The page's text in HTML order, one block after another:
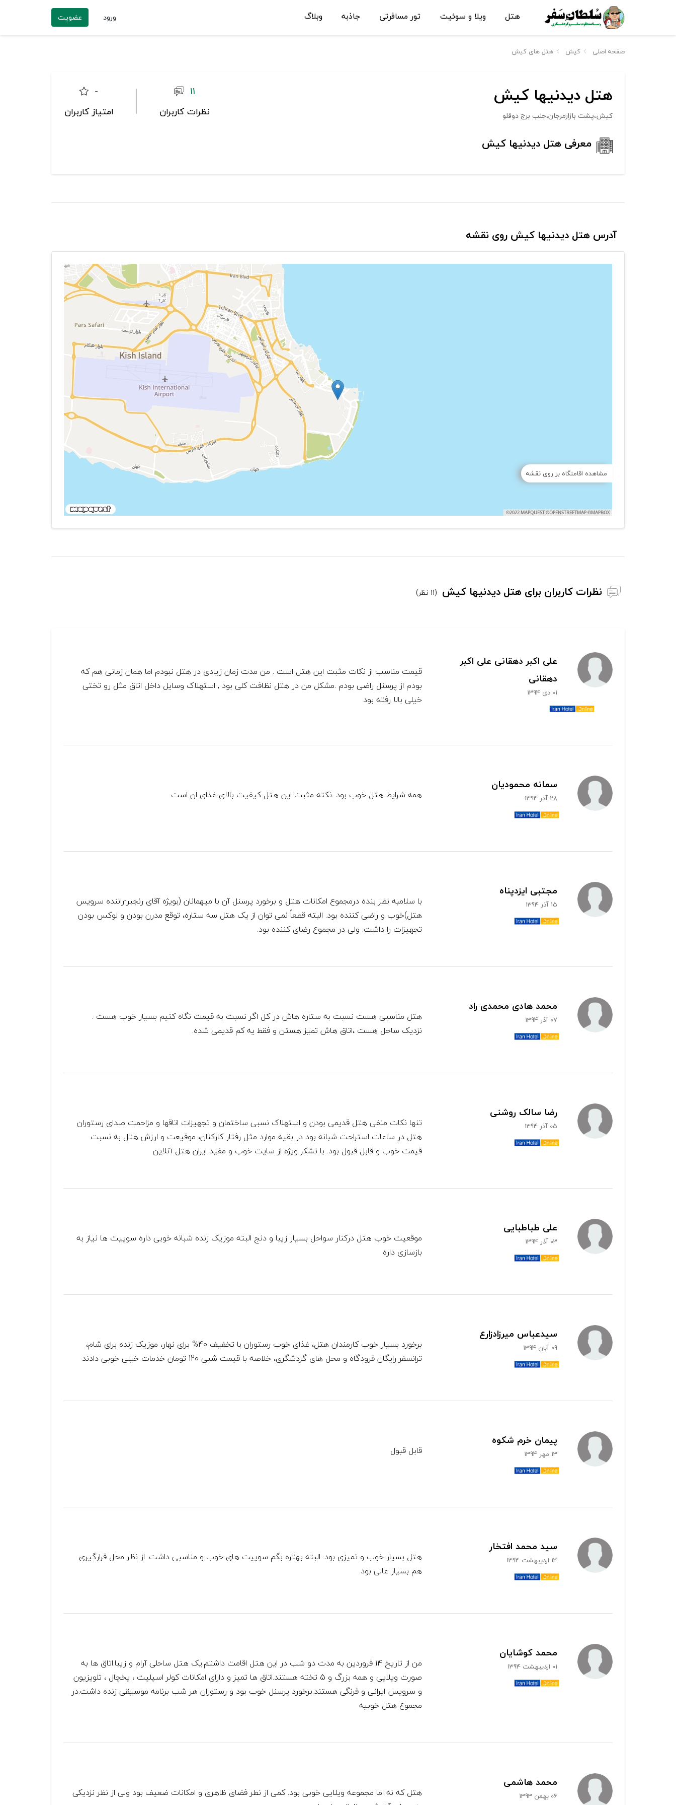
هتل ویلا و سوئیت تور مسافرتی جاذبه وبلاگ ورود عضویت
صفحه اصلی کیش هتل های کیش
هتل دیدنیها کیش
کیش،پشت بازارمرجان،جنب برج دوقلو
-
امتیاز کاربران
11
نظرات کاربران
معرفی هتل دیدنیها کیش
آدرس هتل دیدنیها کیش روی نقشه
مشاهده اقامتگاه بر روی نقشه
نظرات کاربران برای هتل دیدنیها کیش (11 نظر)
علی اکبر دهقانی علی اکبر
دهقانی
01 دی 1394
قیمت مناسب از نکات مثبت این هتل است . من مدت زمان زیادی در هتل نبودم اما همان زمانی هم که
بودم از پرسنل راضی بودم .مشکل من در هتل نظافت کلی بود , استهلاک وسایل داخل اتاق مثل رو تختی
خیلی بالا رفته بود
سمانه محمودیان
28 آذر 1394 همه شرایط هتل خوب بود .نکته مثبت این هتل کیفیت بالای غذای ان است
مجتبی ایزدپناه
15 آذر 1394
با سلامبه نظر بنده درمجموع امکانات هتل و برخورد پرسنل آن با میهمانان (بویژه آقای رنجبر-راننده سرویس
هتل)خوب و راضی کننده بود. البته قطعاً نمی توان از یک هتل سه ستاره، توقع مدرن بودن و لوکس بودن
تجهیزات را داشت. ولی در مجموع رضای کننده بود.
محمد هادی محمدی راد
07 آذر 1394
هتل مناسبی هست نسبت به ستاره هاش در کل اگر نسبت به قیمت نگاه کنیم بسیار خوب هست .
نزدیک ساحل هست ،اتاق هاش تمیز هستن و فقط یه کم قدیمی شده.
رضا سالک روشنی
05 آذر 1394
تنها نکات منفی هتل قدیمی بودن و استهلاک نسبی ساختمان و تجهیزات اتاقها و مزاحمت صدای رستوران
هتل در ساعات استراحت شبانه بود در بقیه موارد مثل رفتار کارکنان، موقیعت و ارزش هتل به نسبت
قیمت خوب و قابل قبول بود. با تشکر ویژه از سایت خوب و مفید ایران هتل آنلاین
علی طباطبایی
03 آذر 1394
موقعیت خوب هتل درکنار سواحل بسیار زیبا و دنج البته موزیک زنده شبانه خوبی داره سوییت ها نیاز به
بازسازی داره
سیدعباس میرزادزارع
09 آبان 1394
برخورد بسیار خوب کارمندان هتل، غذای خوب رستوران با تخفیف 40% برای نهار، موزیک زنده برای شام،
ترانسفر رایگان فرودگاه و محل های گردشگری، خلاصه با قیمت شبی 120 تومان خدمات خیلی خوبی دادند
پیمان خرم شکوه
13 مهر 1394 قابل قبول
سید محمد افتخار
14 اردیبهشت 1394
هتل بسیار خوب و تمیزی بود. البته بهتره بگم سوییت های خوب و مناسبی داشت. از نظر محل قرارگیری
هم بسیار عالی بود.
محمد کوشایان
01 اردیبهشت 1394
من از تاریخ 14 فروردین به مدت دو شب در این هتل اقامت داشتم.یک هتل ساحلی آرام و زیبا.اتاق ها به
صورت ویلایی و همه بزرگ و 5 تخته هستند.اتاق ها تمیز و دارای امکانات کولر اسپلیت ، یخچال ، تلویزیون
و سرویس ایرانی و فرنگی هستند.برخورد پرسنل خوب بود و رستوران هر شب برنامه موسیقی زنده داشت.در
مجموع هتل خوبیه
محمد هاشمی
06 بهمن 1393
هتل که نه اما مجموعه ویلایی خوبی بود. کمی از نطر فضای ظاهری و امکانات ضعیف بود ولی از نظر نزدیکی